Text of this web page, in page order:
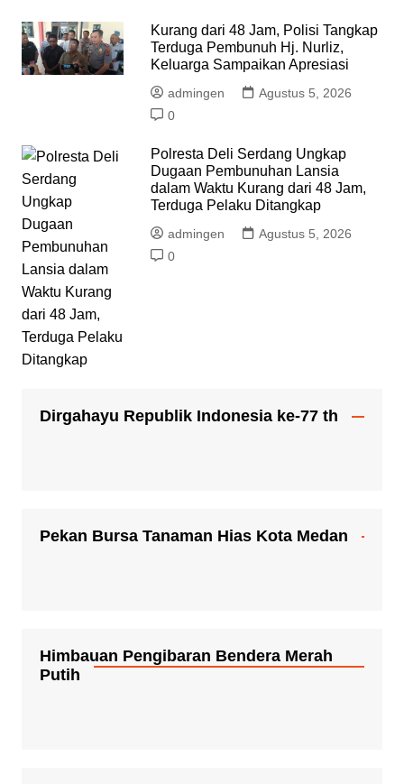
Kurang dari 48 Jam, Polisi Tangkap
Terduga Pembunuh Hj. Nurliz,
Keluarga Sampaikan Apresiasi
admingen
Agustus 5, 2026
0
Polresta Deli Serdang Ungkap
Dugaan Pembunuhan Lansia
dalam Waktu Kurang dari 48 Jam,
Terduga Pelaku Ditangkap
admingen
Agustus 5, 2026
0
Dirgahayu Republik Indonesia ke-77 th
Pekan Bursa Tanaman Hias Kota Medan
Himbauan Pengibaran Bendera Merah
Putih